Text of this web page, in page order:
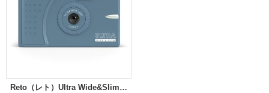
Reto（レト）Ultra Wide&Slim｜ティール